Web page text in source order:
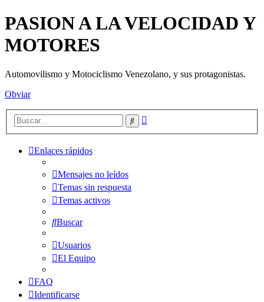
PASION A LA VELOCIDAD Y
MOTORES
Automovilismo y Motociclismo Venezolano, y sus protagonistas.
Obviar
Buscar
Enlaces rápidos
Mensajes no leídos
Temas sin respuesta
Temas activos
Buscar
Usuarios
El Equipo
FAQ
Identificarse